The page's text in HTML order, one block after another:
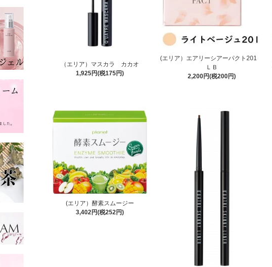
（エリア）マスカラ カカオ
1,925円(税175円)
(エリア）エアリーシアーパクト201
ＬＢ
2,200円(税200円)
(エリア）酵素スムージー
3,402円(税252円)